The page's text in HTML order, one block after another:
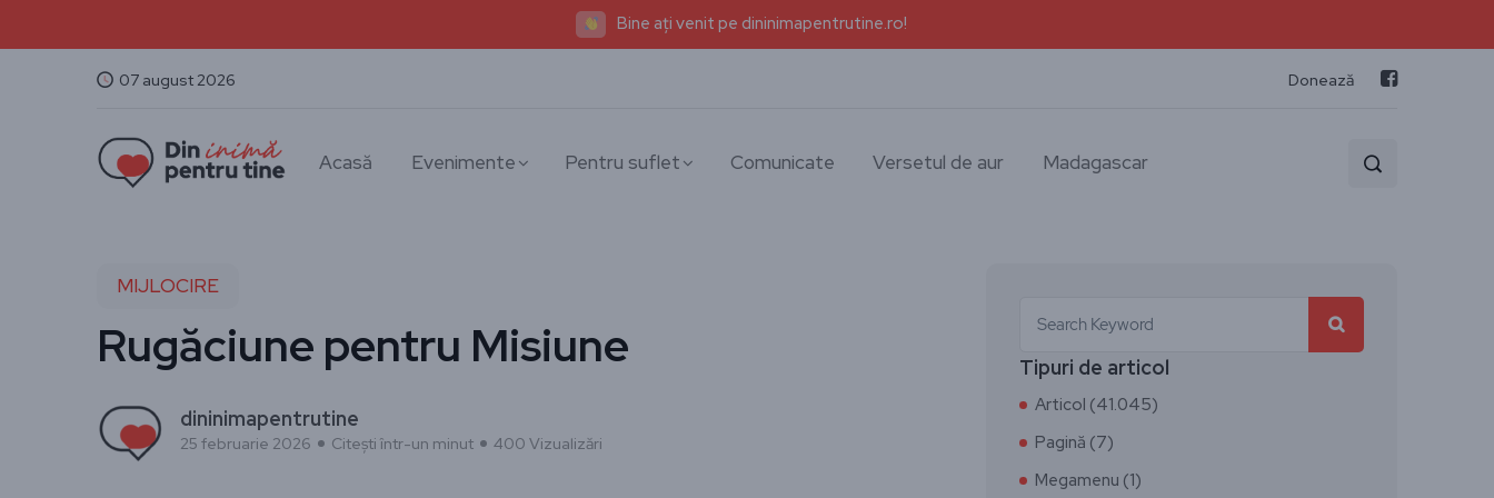
Bine ați venit pe dininimapentrutine.ro!
07 august 2026 Donează
Acasă Evenimente Pentru suflet Comunicate Versetul de aur Madagascar
MIJLOCIRE
Rugăciune pentru Misiune
dininimapentrutine
25 februarie 2026 Citești într-un minut 400 Vizualizări
Tipuri de articol
Articol (41.045)
Pagină (7)
Megamenu (1)